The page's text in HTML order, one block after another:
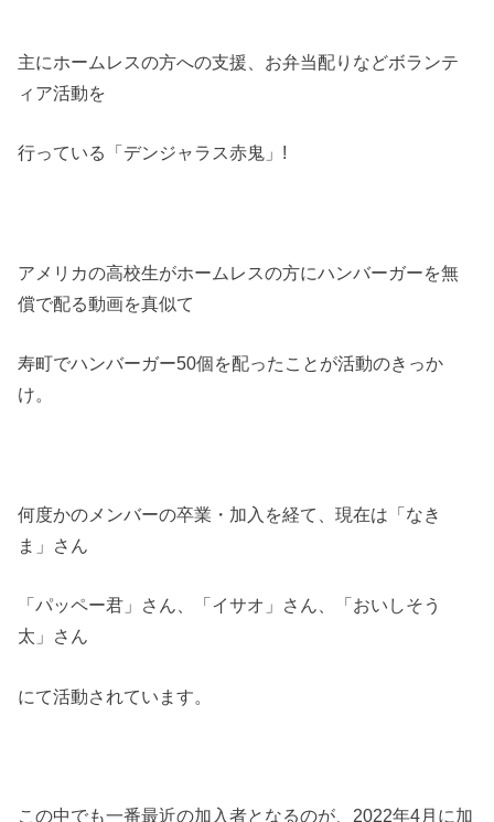
主にホームレスの方への支援、お弁当配りなどボランテ
ィア活動を
行っている「デンジャラス赤鬼」!
アメリカの高校生がホームレスの方にハンバーガーを無
償で配る動画を真似て
寿町でハンバーガー50個を配ったことが活動のきっか
け。
何度かのメンバーの卒業・加入を経て、現在は「なき
ま」さん
「パッペー君」さん、「イサオ」さん、「おいしそう
太」さん
にて活動されています。
この中でも一番最近の加入者となるのが、2022年4月に加